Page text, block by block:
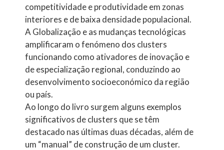
competitividade e produtividade em zonas
interiores e de baixa densidade populacional.
A Globalização e as mudanças tecnológicas
amplificaram o fenómeno dos clusters
funcionando como ativadores de inovação e
de especialização regional, conduzindo ao
desenvolvimento socioeconómico da região
ou país.
Ao longo do livro surgem alguns exemplos
significativos de clusters que se têm
destacado nas últimas duas décadas, além de
um “manual” de construção de um cluster.